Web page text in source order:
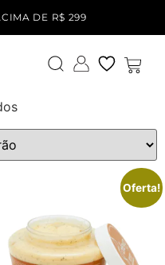
DE R$ 299
Oferta!